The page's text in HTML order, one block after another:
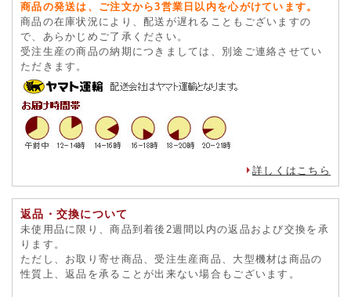
商品の発送は、ご注文から3営業日以内を心がけています。
商品の在庫状況により、配送が遅れることもございますの
で、あらかじめご了承ください。
受注生産の商品の納期につきましては、別途ご連絡させてい
ただきます。
詳しくはこちら
返品・交換について
未使用品に限り、商品到着後2週間以内の返品および交換を承
ります。
ただし、お取り寄せ商品、受注生産商品、大型機材は商品の
性質上、返品を承ることが出来ない場合もございます。